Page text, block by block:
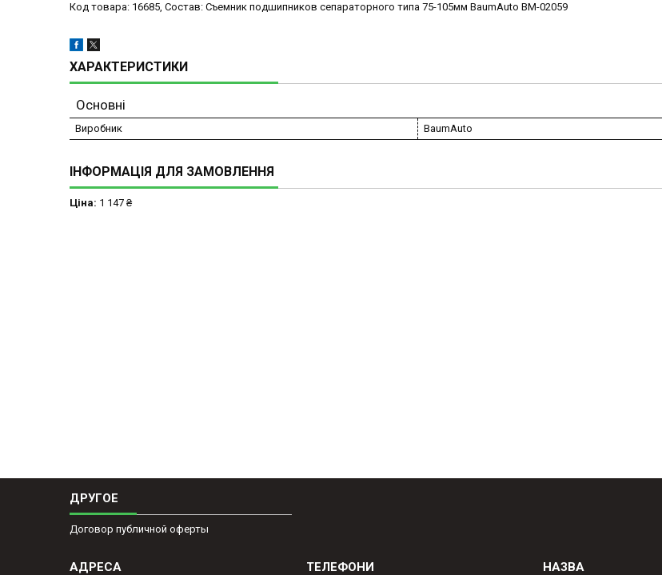
Код товара: 16685, Состав: Съемник подшипников сепараторного типа 75-105мм BaumAuto BM-02059
ХАРАКТЕРИСТИКИ
Основні
Виробник BaumAuto
ІНФОРМАЦІЯ ДЛЯ ЗАМОВЛЕННЯ
Ціна: 1 147 ₴
ДРУГОЕ
Договор публичной оферты